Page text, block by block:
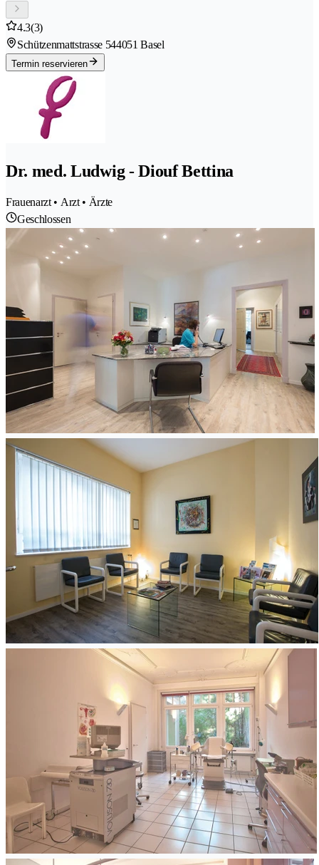
4.3(3)
Schützenmattstrasse 544051 Basel
Termin reservieren
Dr. med. Ludwig - Diouf Bettina
Frauenarzt • Arzt • Ärzte
Geschlossen